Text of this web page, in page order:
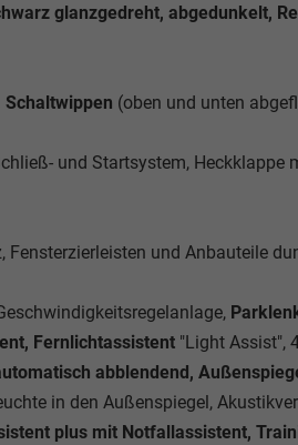
glanzgedreht, abgedunkelt,
(oben und unten
und Startsystem, Heckklappe
Fensterzierleisten und Anbauteile
Fernlichtassistent "Light Assist",
abblendend,
in den Außenspiegel,
plus mit Notfallassistent,